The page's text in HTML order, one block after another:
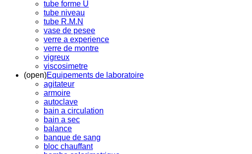
tube forme U
tube niveau
tube R.M.N
vase de pesee
verre a experience
verre de montre
vigreux
viscosimetre
(open)Equipements de laboratoire
agitateur
armoire
autoclave
bain a circulation
bain a sec
balance
banque de sang
bloc chauffant